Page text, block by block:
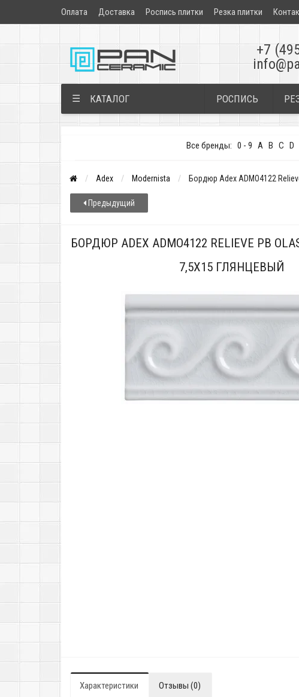
Оплата Доставка Роспись плитки Резка плитки
+7
☰ КАТАЛОГ РОСПИСЬ
Все бренды: 0 - 9 A B C D
Adex Modernista Бордюр Adex ADMO4122
Предыдущий
БОРДЮР ADEX ADMO4122 RELIEVE PB
7,5X15 ГЛЯНЦЕВЫЙ
Характеристики Отзывы (0)